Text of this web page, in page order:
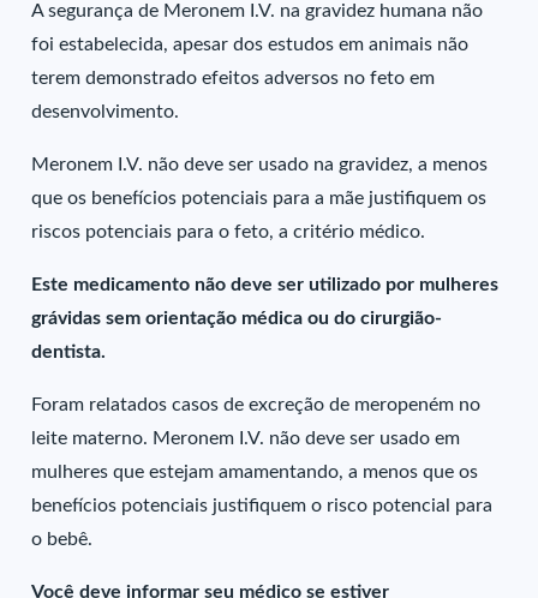
A segurança de Meronem I.V. na gravidez humana não
foi estabelecida, apesar dos estudos em animais não
terem demonstrado efeitos adversos no feto em
desenvolvimento.
Meronem I.V. não deve ser usado na gravidez, a menos
que os benefícios potenciais para a mãe justifiquem os
riscos potenciais para o feto, a critério médico.
Este medicamento não deve ser utilizado por mulheres
grávidas sem orientação médica ou do cirurgião-
dentista.
Foram relatados casos de excreção de meropeném no
leite materno. Meronem I.V. não deve ser usado em
mulheres que estejam amamentando, a menos que os
benefícios potenciais justifiquem o risco potencial para
o bebê.
Você deve informar seu médico se estiver